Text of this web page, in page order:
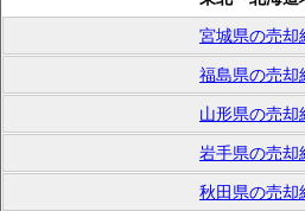
宮城県の売却
福島県の売却
山形県の売却
岩手県の売却
秋田県の売却